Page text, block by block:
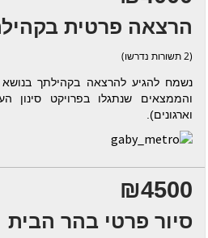
הרצאה פרטית
(2 תשורות נדרשו)
נשמח להגיע להרצאה בקהילתך
והממצאים שנתגלו בפרויקט סינון
וארגונים).
₪4500
סיור פרטי בהר הבית